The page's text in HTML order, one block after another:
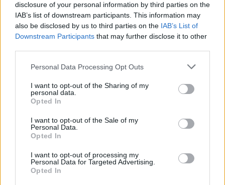
disclosure of your personal information by third parties on the
IAB’s list of downstream participants. This information may
also be disclosed by us to third parties on the IAB’s List of
Downstream Participants that may further disclose it to other
Please note that this website/app uses one or more Google
not limited to your visit or usage behaviour. You may click to
grant or deny consent to Google and its third-party tags to
use your data for below specified purposes in below Google
consent section.
Personal Data Processing Opt Outs
I want to opt-out of the Sharing of my
personal data.
Opted In
I want to opt-out of the Sale of my
Personal Data.
Opted In
I want to opt-out of processing my
Personal Data for Targeted Advertising.
Opted In
The Last Stand -
Schwarzenegger a forgatáson
2011 november 4. 10:34
Kikerült a legelső kép a The Last Stand című
Schwarzenegger szeretne visszatérni a
filmezés világába, reméljük sikerül is neki.